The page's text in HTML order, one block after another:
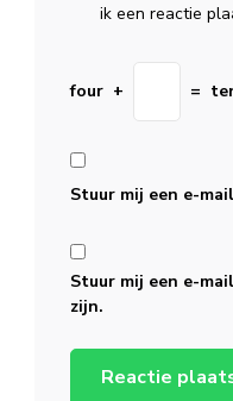
ik een reactie
four + =
Stuur mij een e-
Stuur mij een e-
zijn.